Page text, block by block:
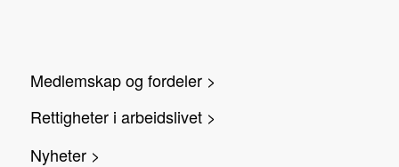
Medlemskap og fordeler >
Rettigheter i arbeidslivet >
Nyheter >